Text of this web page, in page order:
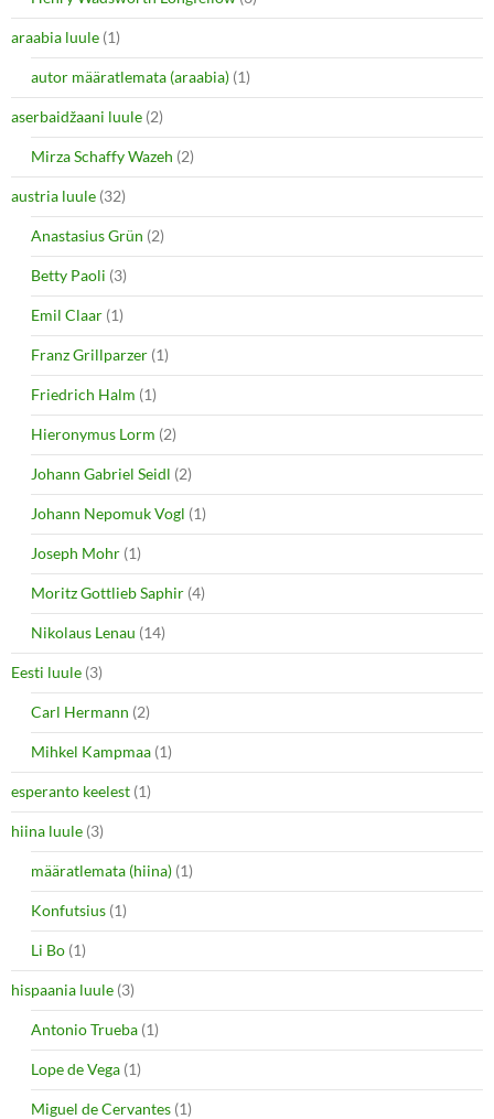
araabia luule (1)
autor määratlemata (araabia) (1)
aserbaidžaani luule (2)
Mirza Schaffy Wazeh (2)
austria luule (32)
Anastasius Grün (2)
Betty Paoli (3)
Emil Claar (1)
Franz Grillparzer (1)
Friedrich Halm (1)
Hieronymus Lorm (2)
Johann Gabriel Seidl (2)
Johann Nepomuk Vogl (1)
Joseph Mohr (1)
Moritz Gottlieb Saphir (4)
Nikolaus Lenau (14)
Eesti luule (3)
Carl Hermann (2)
Mihkel Kampmaa (1)
esperanto keelest (1)
hiina luule (3)
määratlemata (hiina) (1)
Konfutsius (1)
Li Bo (1)
hispaania luule (3)
Antonio Trueba (1)
Lope de Vega (1)
Miguel de Cervantes (1)